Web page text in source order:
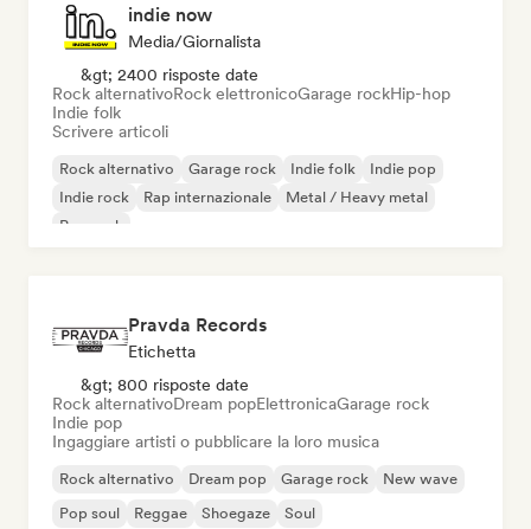
indie now
Media/Giornalista
&gt; 2400 risposte date
Rock alternativoRock elettronicoGarage rockHip-hop
Indie folk
Scrivere articoli
Rock alternativo Garage rock Indie folk
Indie pop
Indie rock
Rap internazionale
Metal / Heavy metal
Pop rock
Pravda Records
Etichetta
&gt; 800 risposte date
Rock alternativoDream popElettronicaGarage rock
Indie pop
Ingaggiare artisti o pubblicare la loro musica
Rock alternativo Dream pop Garage rock
New wave
Pop soul
Reggae Shoegaze Soul